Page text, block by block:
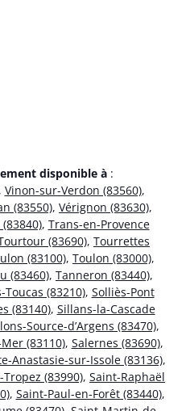
disponible à :
Vinon-sur-Verdon (83560),
(83550), Vérignon (83630),
, Trans-en-Provence
(83690), Tourrettes
(83100), Toulon (83000),
(83460), Tanneron (83440),
Toucas (83210), Solliès-Pont
(83140), Sillans-la-Cascade
Source-d’Argens (83470),
(83110), Salernes (83690),
Anastasie-sur-Issole (83136),
Tropez (83990), Saint-Raphaël
, Saint-Paul-en-Forêt (83440),